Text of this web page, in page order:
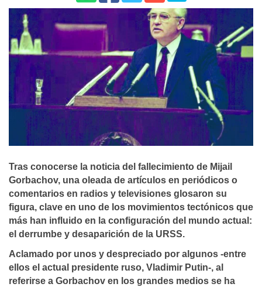
Tras conocerse la noticia del fallecimiento de Mijail
Gorbachov, una oleada de artículos en periódicos o
comentarios en radios y televisiones glosaron su
figura, clave en uno de los movimientos tectónicos que
más han influido en la configuración del mundo actual:
el derrumbe y desaparición de la URSS.
Aclamado por unos y despreciado por algunos -entre
ellos el actual presidente ruso, Vladimir Putin-, al
referirse a Gorbachov en los grandes medios se ha